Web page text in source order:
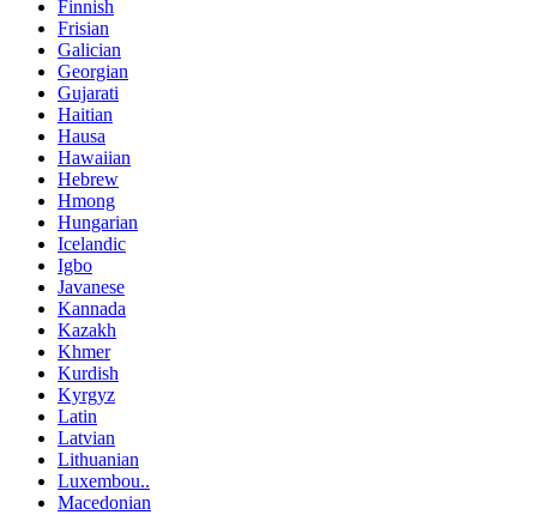
Finnish
Frisian
Galician
Georgian
Gujarati
Haitian
Hausa
Hawaiian
Hebrew
Hmong
Hungarian
Icelandic
Igbo
Javanese
Kannada
Kazakh
Khmer
Kurdish
Kyrgyz
Latin
Latvian
Lithuanian
Luxembou..
Macedonian